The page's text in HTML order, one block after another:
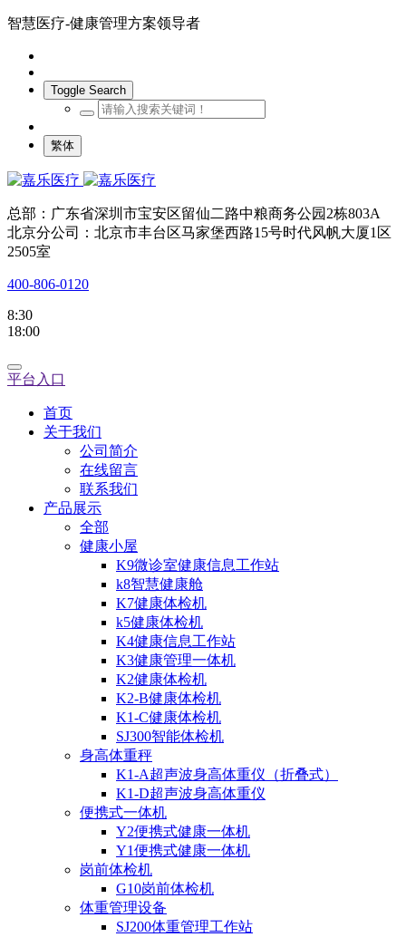
智慧医疗-健康管理方案领导者
Toggle Search
繁体
总部：广东省深圳市宝安区留仙二路中粮商务公园2栋803A
北京分公司：北京市丰台区马家堡西路15号时代风帆大厦1区
2505室
400-806-0120
8:30
18:00
平台入口
首页
关于我们
公司简介
在线留言
联系我们
产品展示
全部
健康小屋
K9微诊室健康信息工作站
k8智慧健康舱
K7健康体检机
k5健康体检机
K4健康信息工作站
K3健康管理一体机
K2健康体检机
K2-B健康体检机
K1-C健康体检机
SJ300智能体检机
身高体重秤
K1-A超声波身高体重仪（折叠式）
K1-D超声波身高体重仪
便携式一体机
Y2便携式健康一体机
Y1便携式健康一体机
岗前体检机
G10岗前体检机
体重管理设备
SJ200体重管理工作站